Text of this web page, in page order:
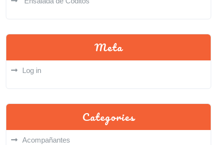
Meta
Log in
Categories
Acompañantes